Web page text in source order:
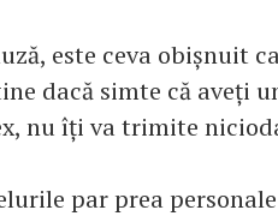
este ceva obișnuit
dacă simte că aveți
nu îți va trimite
par prea